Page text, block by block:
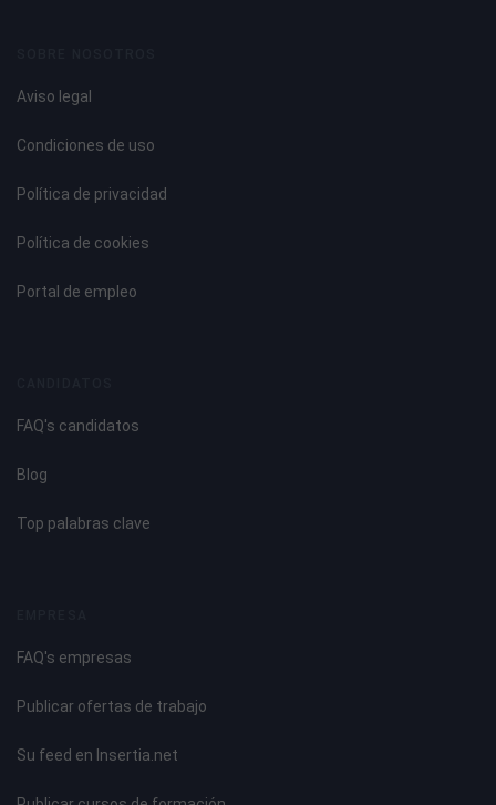
Aviso legal
Condiciones de uso
Política de privacidad
Política de cookies
Portal de empleo
FAQ's candidatos
Blog
Top palabras clave
FAQ's empresas
Publicar ofertas de trabajo
Su feed en Insertia.net